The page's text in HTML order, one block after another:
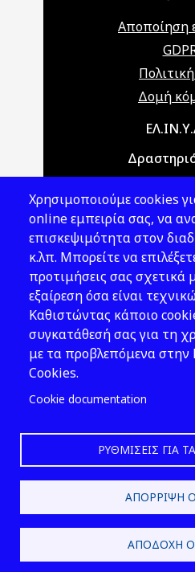
Αποποίηση
Δομή
Main navigation
Νέα -
Χρησιμοποιούμε cookies
online εμπειρία σας, να
επισκεψιμότητα στον
κ.λπ. Μπορείτε να
προτιμήσεις σας σχετικά
εξαίρεση όσα είναι
Καθιστώντας κάποιο
συγκατάθεσή σας για τη
με τα προβλεπόμενα στην
Cookies.
Cookie documentation
ΡΥΘΜΊΣΕΙΣ ΓΙΑ
ΑΠΌΡΡΙΨΗ
ΑΠΟΔΟΧΉ
2026 ©
Design &